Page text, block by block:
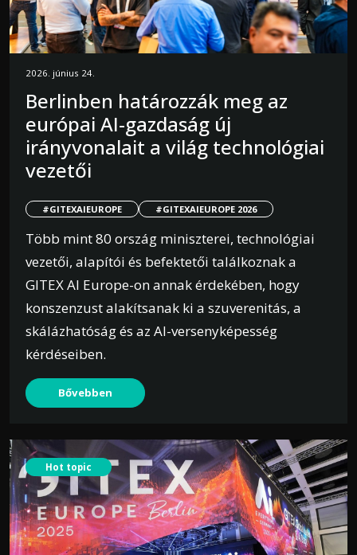
2026. június 24.
Berlinben határozzák meg az
európai AI-gazdaság új
irányvonalait a világ technológiai
vezetői
#GITEXAIEUROPE #GITEXAIEUROPE 2026
Több mint 80 ország miniszterei, technológiai
vezetői, alapítói és befektetői találkoznak a
GITEX AI Europe-on annak érdekében, hogy
konszenzust alakítsanak ki a szuverenitás, a
skálázhatóság és az AI-versenyképesség
kérdéseiben.
Bővebben
Hot topic